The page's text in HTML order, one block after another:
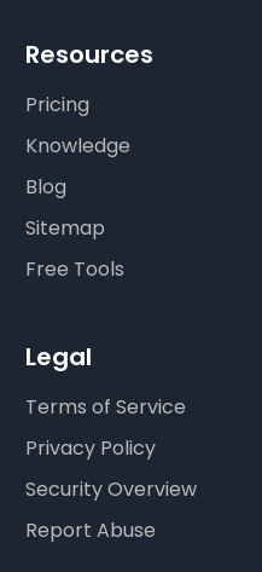
Resources
Pricing
Knowledge
Blog
Sitemap
Free Tools
Legal
Terms of Service
Privacy Policy
Security Overview
Report Abuse